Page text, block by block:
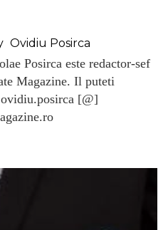
Ovidiu Posirca
Posirca este redactor-sef
Magazine. Il puteti
[@]